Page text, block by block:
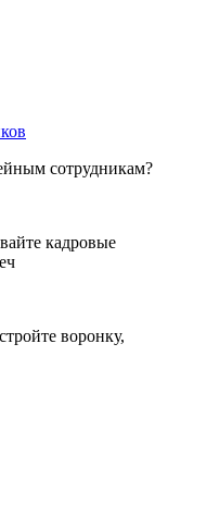
сотрудникам?
кадровые
воронку,